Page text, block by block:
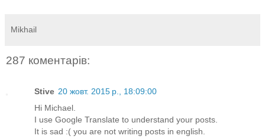
Mikhail
287 коментарів:
Stive 20 жовт. 2015 р., 18:09:00
Hi Michael.
I use Google Translate to understand your posts.
It is sad :( you are not writing posts in english.